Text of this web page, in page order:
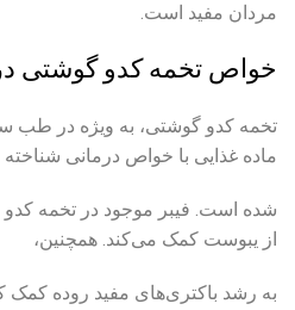
مردان مفید است.
خواص تخمه کدو گوشتی
تخمه کدو گوشتی، به ویژه در طب
ماده غذایی با خواص درمانی شناخته
شده است. فیبر موجود در تخمه کدو
از یبوست کمک می‌کند. همچنین،
به رشد باکتری‌های مفید روده